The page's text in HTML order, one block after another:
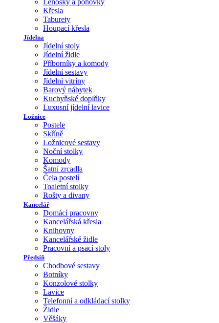
Lenošky a pohovky
Křesla
Taburety
Houpací křesla
Jídelna
Jídelní stoly
Jídelní židle
Příborníky a komody
Jídelní sestavy
Jídelní vitríny
Barový nábytek
Kuchyňské doplňky
Luxusní jídelní lavice
Ložnice
Postele
Skříně
Ložnicové sestavy
Noční stolky
Komody
Šatní zrcadla
Čela postelí
Toaletní stolky
Rošty a divany
Kancelář
Domácí pracovny
Kancelářská křesla
Knihovny
Kancelářské židle
Pracovní a psací stoly
Předsíň
Chodbové sestavy
Botníky
Konzolové stolky
Lavice
Telefonní a odkládací stolky
Židle
Věšáky